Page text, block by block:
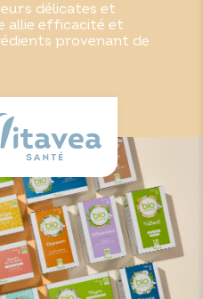
délicates et
allie efficacité et
provenant de